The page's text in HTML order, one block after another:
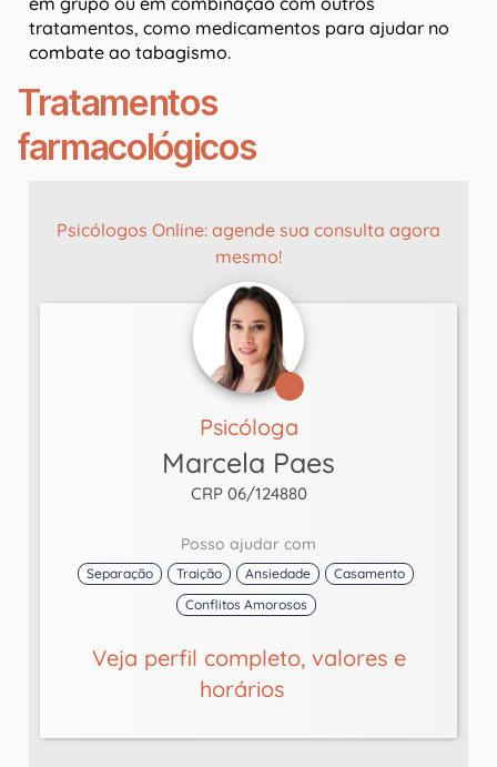
tratamentos, como medicamentos para ajudar no
combate ao tabagismo.
Tratamentos
farmacológicos
Psicólogos Online: agende sua consulta agora
mesmo!
Psicóloga
Marcela Paes
CRP 06/124880
Posso ajudar com
Separação Traição Ansiedade
Casamento
Conflitos Amorosos
Veja perfil completo, valores e
horários